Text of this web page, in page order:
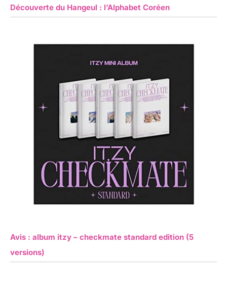
Découverte du Hangeul : l’Alphabet Coréen
Avis : album itzy – checkmate standard edition (5
versions)